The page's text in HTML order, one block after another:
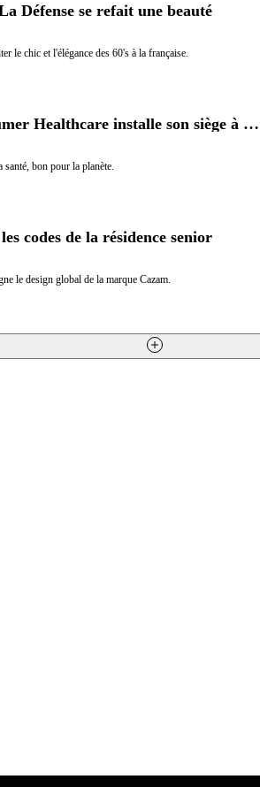
Défense se refait une beauté
le chic et l'élégance des 60's à la française.
Sanofi Consumer Healthcare installe son siège à Neuilly-sur-Seine
bon pour la planète.
codes de la résidence senior
le design global de la marque Cazam.